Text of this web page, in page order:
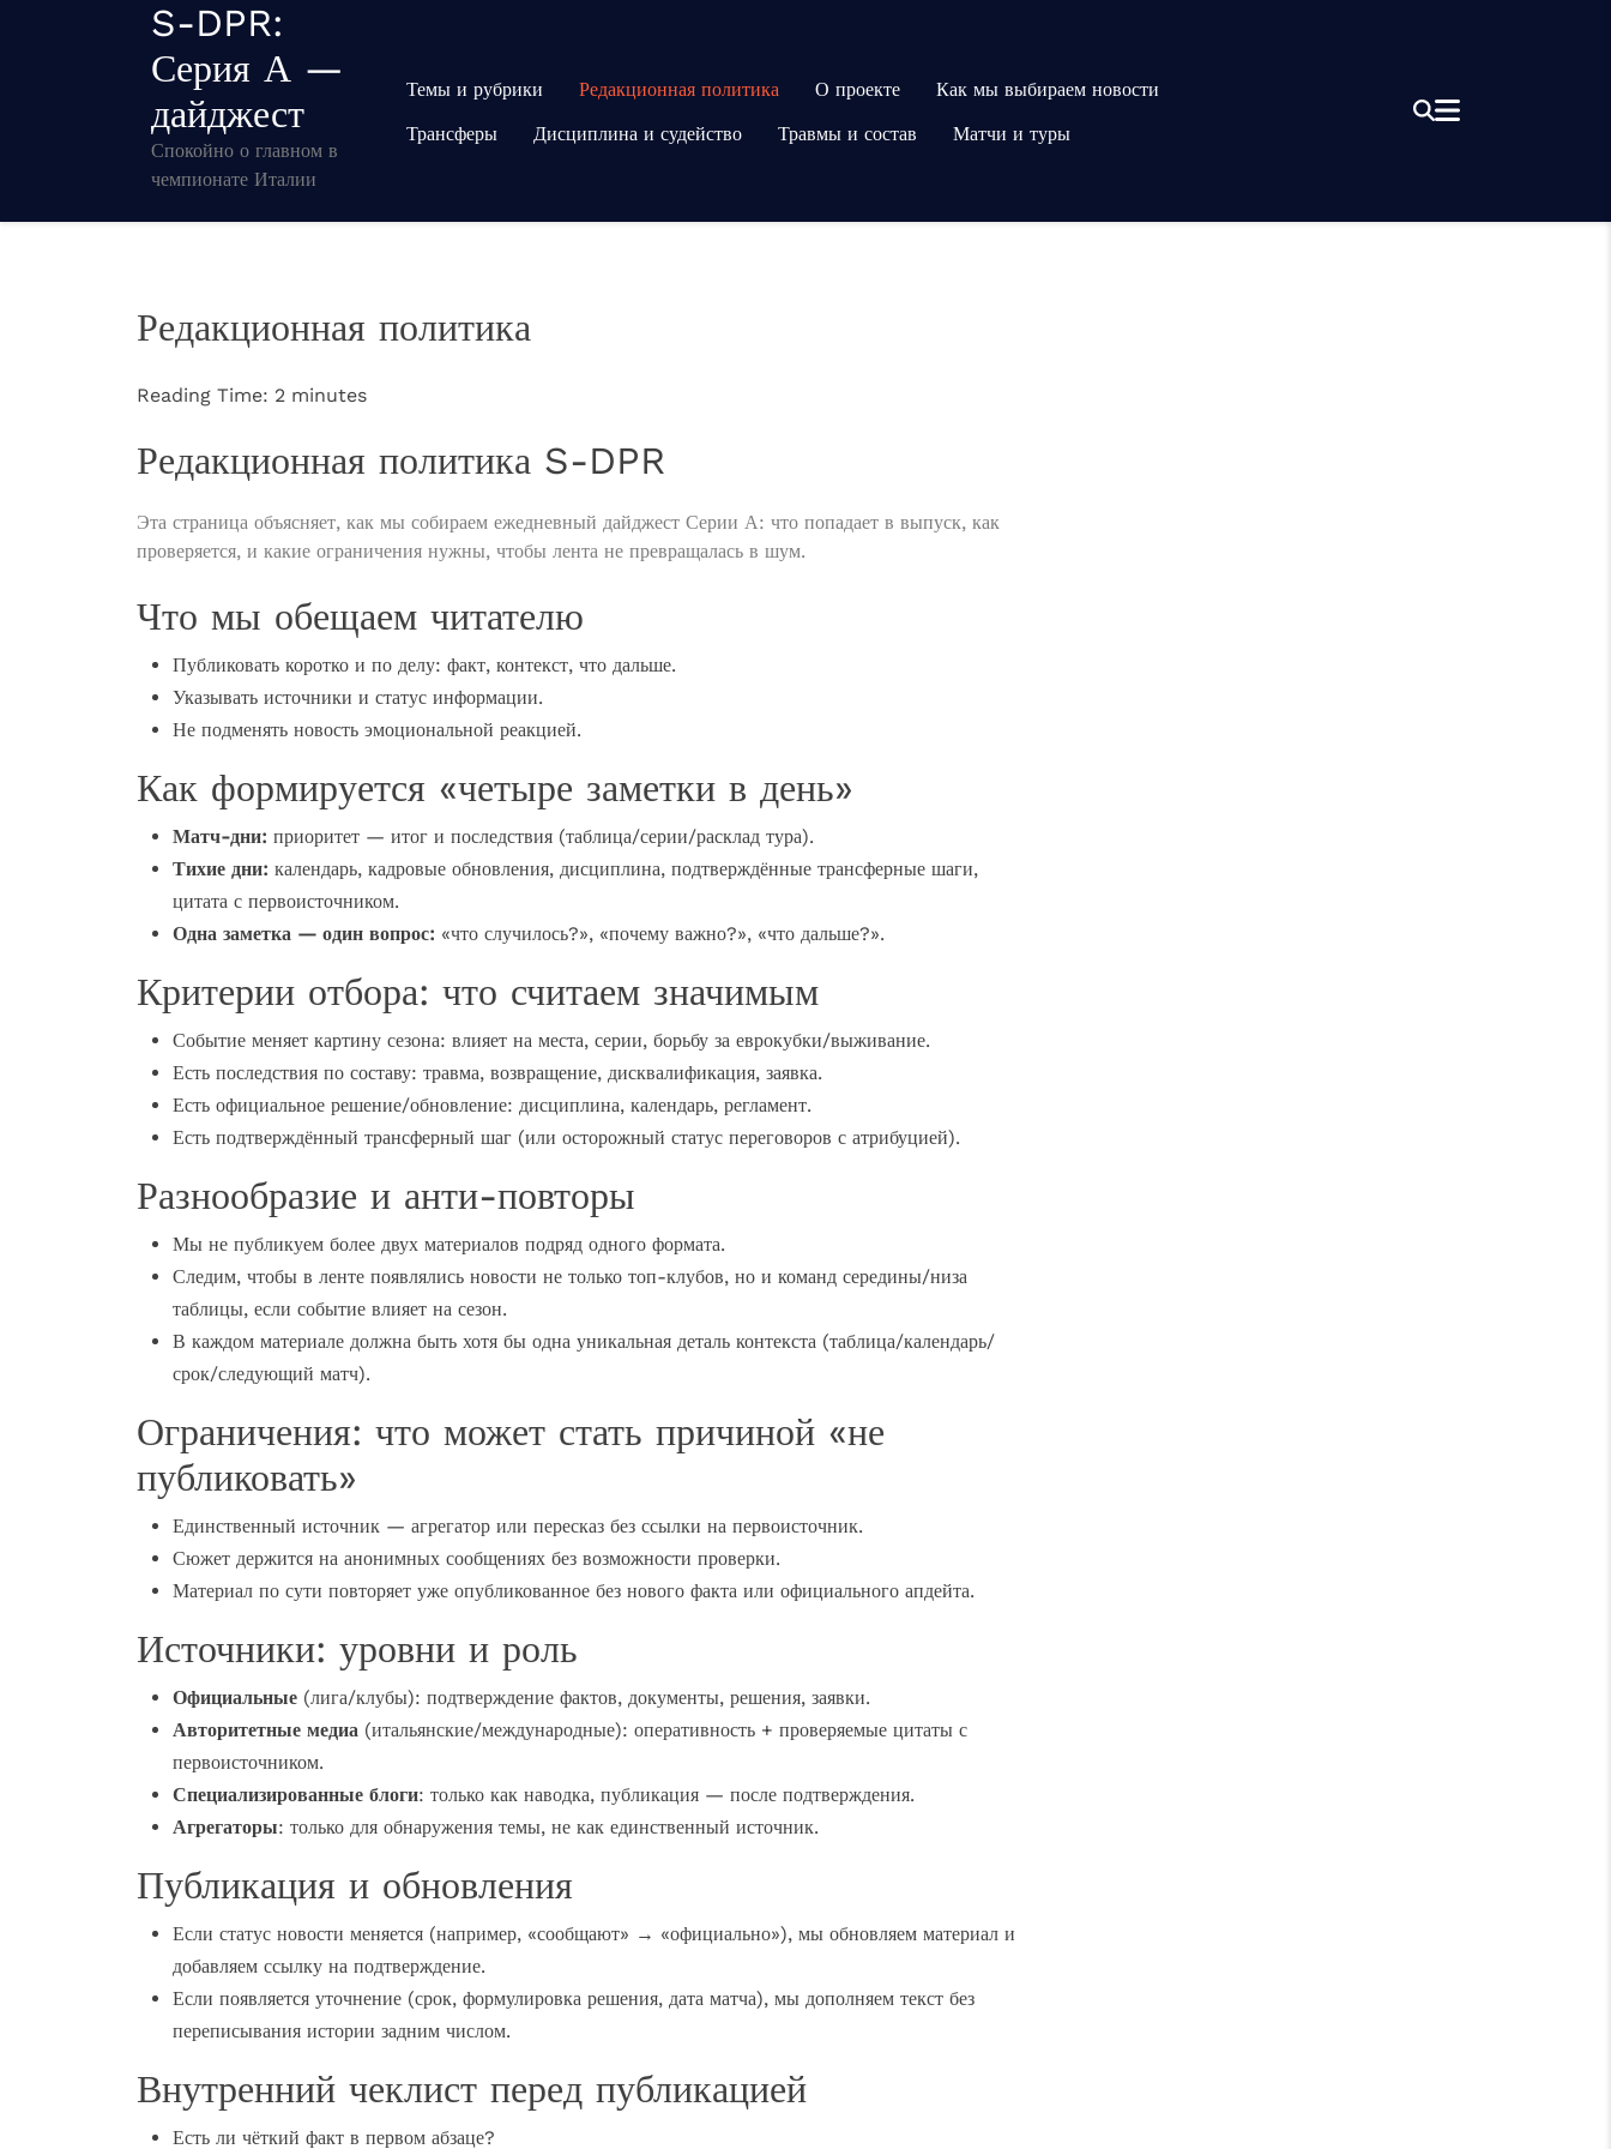
S-DPR:
Серия А —
дайджест
Спокойно о главном в
чемпионате Италии
Темы и рубрики Редакционная политика О проекте
Как мы выбираем новости
Трансферы
Дисциплина и судейство Травмы и состав Матчи и туры
Редакционная политика
Reading Time: 2 minutes
Редакционная политика S-DPR
Эта страница объясняет, как мы собираем ежедневный дайджест Серии А: что попадает в выпуск, как
проверяется, и какие ограничения нужны, чтобы лента не превращалась в шум.
Что мы обещаем читателю
Публиковать коротко и по делу: факт, контекст, что дальше.
Указывать источники и статус информации.
Не подменять новость эмоциональной реакцией.
Как формируется «четыре заметки в день»
Матч-дни: приоритет — итог и последствия (таблица/серии/расклад тура).
Тихие дни: календарь, кадровые обновления, дисциплина, подтверждённые трансферные шаги,
цитата с первоисточником.
Одна заметка — один вопрос: «что случилось?», «почему важно?», «что дальше?».
Критерии отбора: что считаем значимым
Событие меняет картину сезона: влияет на места, серии, борьбу за еврокубки/выживание.
Есть последствия по составу: травма, возвращение, дисквалификация, заявка.
Есть официальное решение/обновление: дисциплина, календарь, регламент.
Есть подтверждённый трансферный шаг (или осторожный статус переговоров с атрибуцией).
Разнообразие и анти-повторы
Мы не публикуем более двух материалов подряд одного формата.
Следим, чтобы в ленте появлялись новости не только топ-клубов, но и команд середины/низа
таблицы, если событие влияет на сезон.
В каждом материале должна быть хотя бы одна уникальная деталь контекста (таблица/календарь/
срок/следующий матч).
Ограничения: что может стать причиной «не
публиковать»
Единственный источник — агрегатор или пересказ без ссылки на первоисточник.
Сюжет держится на анонимных сообщениях без возможности проверки.
Материал по сути повторяет уже опубликованное без нового факта или официального апдейта.
Источники: уровни и роль
Официальные (лига/клубы): подтверждение фактов, документы, решения, заявки.
Авторитетные медиа (итальянские/международные): оперативность + проверяемые цитаты с
первоисточником.
Специализированные блоги: только как наводка, публикация — после подтверждения.
Агрегаторы: только для обнаружения темы, не как единственный источник.
Публикация и обновления
Если статус новости меняется (например, «сообщают» → «официально»), мы обновляем материал и
добавляем ссылку на подтверждение.
Если появляется уточнение (срок, формулировка решения, дата матча), мы дополняем текст без
переписывания истории задним числом.
Внутренний чеклист перед публикацией
Есть ли чёткий факт в первом абзаце?